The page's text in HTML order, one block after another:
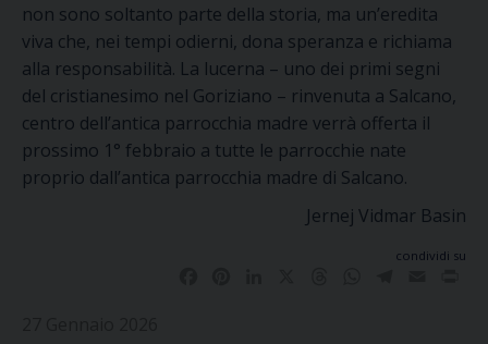
non sono soltanto parte della storia, ma un’eredita
viva che, nei tempi odierni, dona speranza e richiama
alla responsabilità. La lucerna – uno dei primi segni
del cristianesimo nel Goriziano – rinvenuta a Salcano,
centro dell’antica parrocchia madre verrà offerta il
prossimo 1° febbraio a tutte le parrocchie nate
proprio dall’antica parrocchia madre di Salcano.
Jernej Vidmar Basin
condividi su